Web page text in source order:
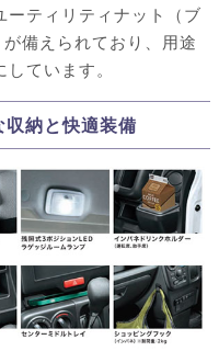
ーティリティナット（ブ
備えられており、用途
ています。
納と快適装備